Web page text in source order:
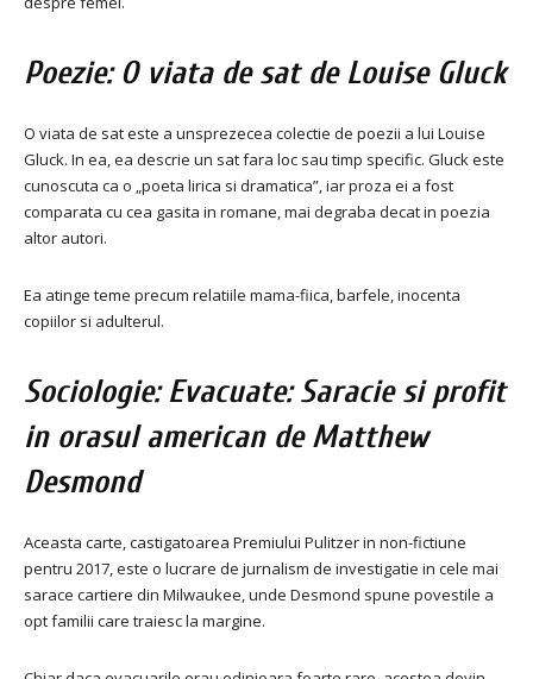
Poezie: O viata de sat de Louise Gluck
O viata de sat este a unsprezecea colectie de poezii a lui Louise
Gluck. In ea, ea descrie un sat fara loc sau timp specific. Gluck este
cunoscuta ca o „poeta lirica si dramatica”, iar proza ​​ei a fost
comparata cu cea gasita in romane, mai degraba decat in ​​poezia
altor autori.
Ea atinge teme precum relatiile mama-fiica, barfele, inocenta
copiilor si adulterul.
Sociologie: Evacuate: Saracie si profit
in orasul american de Matthew
Desmond
Aceasta carte, castigatoarea Premiului Pulitzer in non-fictiune
pentru 2017, este o lucrare de jurnalism de investigatie in cele mai
sarace cartiere din Milwaukee, unde Desmond spune povestile a
opt familii care traiesc la margine.